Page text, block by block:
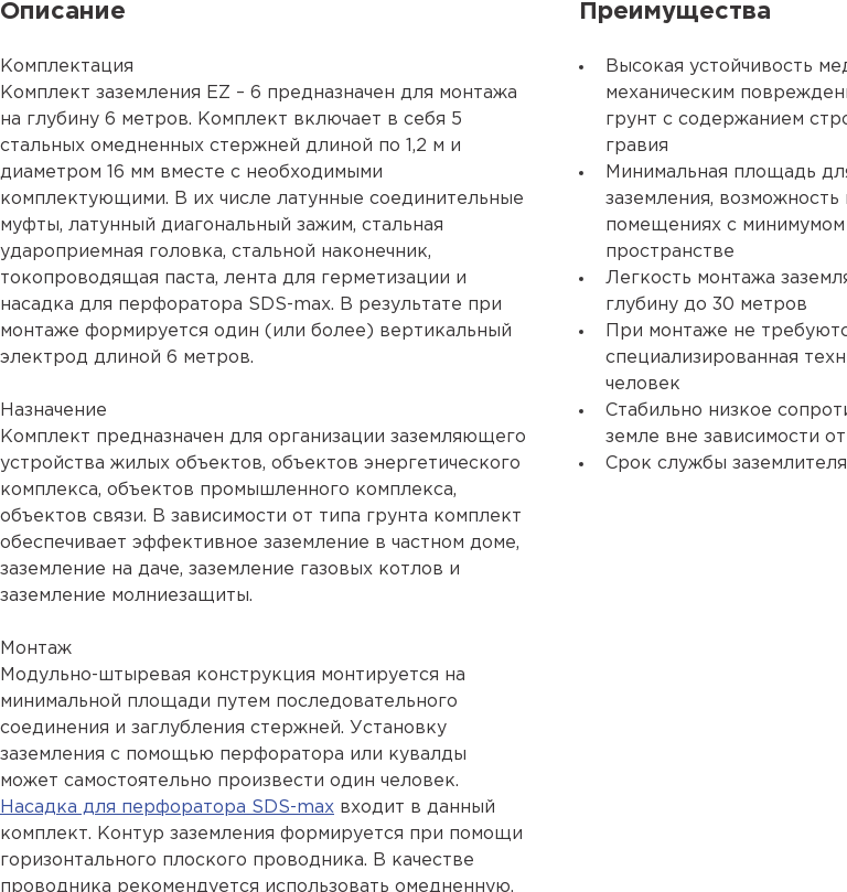
Описание
Комплектация
Комплект заземления EZ – 6 предназначен для монтажа
на глубину 6 метров. Комплект включает в себя 5
стальных омедненных стержней длиной по 1,2 м и
диаметром 16 мм вместе с необходимыми
комплектующими. В их числе латунные соединительные
муфты, латунный диагональный зажим, стальная
удароприемная головка, стальной наконечник,
токопроводящая паста, лента для герметизации и
насадка для перфоратора SDS-max. В результате при
монтаже формируется один (или более) вертикальный
электрод длиной 6 метров.
Назначение
Комплект предназначен для организации заземляющего
устройства жилых объектов, объектов энергетического
комплекса, объектов промышленного комплекса,
объектов связи. В зависимости от типа грунта комплект
обеспечивает эффективное заземление в частном доме,
заземление на даче, заземление газовых котлов и
заземление молниезащиты.
Монтаж
Модульно-штыревая конструкция монтируется на
минимальной площади путем последовательного
соединения и заглубления стержней. Установку
заземления с помощью перфоратора или кувалды
может самостоятельно произвести один человек.
Насадка для перфоратора SDS-max входит в данный
комплект. Контур заземления формируется при помощи
горизонтального плоского проводника. В качестве
проводника рекомендуется использовать омедненную,
Преимущества
Высокая устойчивость
механическим
грунт с содержанием
гравия
Минимальная площадь
заземления,
помещениях с минимумом
пространстве
Легкость монтажа
глубину до 30 метров
При монтаже не
специализированная
человек
Стабильно низкое
земле вне зависимости
Срок службы